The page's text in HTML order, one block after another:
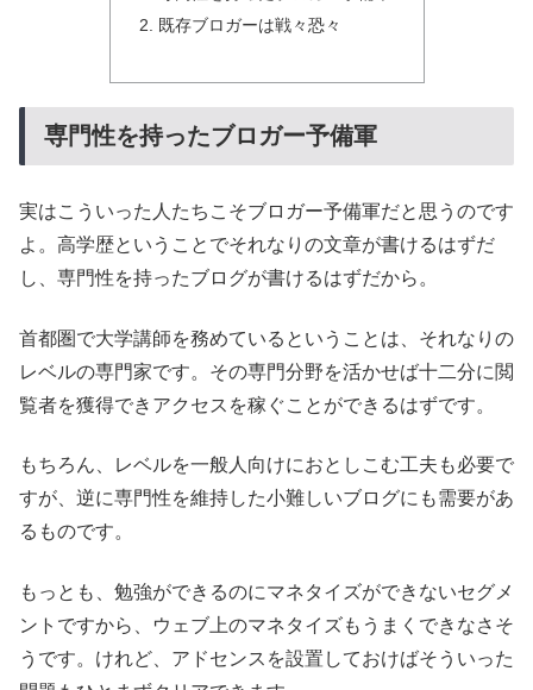
既存ブロガーは戦々恐々
専門性を持ったブロガー予備軍
実はこういった人たちこそブロガー予備軍だと思うのです
よ。高学歴ということでそれなりの文章が書けるはずだ
し、専門性を持ったブログが書けるはずだから。
首都圏で大学講師を務めているということは、それなりの
レベルの専門家です。その専門分野を活かせば十二分に閲
覧者を獲得できアクセスを稼ぐことができるはずです。
もちろん、レベルを一般人向けにおとしこむ工夫も必要で
すが、逆に専門性を維持した小難しいブログにも需要があ
るものです。
もっとも、勉強ができるのにマネタイズができないセグメ
ントですから、ウェブ上のマネタイズもうまくできなさそ
うです。けれど、アドセンスを設置しておけばそういった